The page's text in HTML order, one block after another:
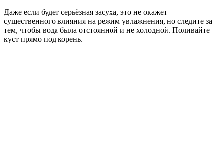
Даже если будет серьёзная засуха, это не окажет
существенного влияния на режим увлажнения, но следите за
тем, чтобы вода была отстоянной и не холодной. Поливайте
куст прямо под корень.